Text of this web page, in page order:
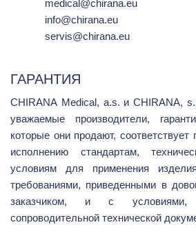
medical@chirana.eu
info@chirana.eu
servis@chirana.eu
ГАРАНТИЯ
CHIRANA Medical, a.s. и CHIRANA, s.
уважаемые производители,
которые они продают, соответствует
исполнению стандартам,
условиям для применения
требованиями, приведенными в
заказчиком, и с условиями,
сопроводительной технической